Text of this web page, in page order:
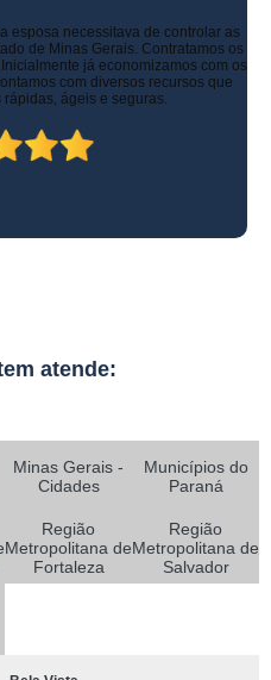
esposa necessitava de controlar as
de Minas Gerais. Contratamos os
já economizamos com os
com diversos recursos que
ágeis e seguras.
atende:
Minas Gerais -
Cidades
Municípios do
Paraná
Região
Metropolitana de
Fortaleza
Região
Metropolitana de
Salvador